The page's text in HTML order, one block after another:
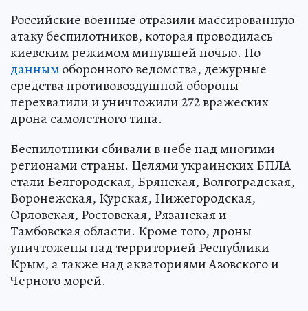
Российские военные отразили массированную
атаку беспилотников, которая проводилась
киевским режимом минувшей ночью. По
даннымоборонного ведомства, дежурные
средства противовоздушной обороны
перехватили и уничтожили 272 вражеских
дрона самолетного типа.
Беспилотники сбивали в небе над многими
регионами страны. Целями украинских БПЛА
стали Белгородская, Брянская, Волгоградская,
Воронежская, Курская, Нижегородская,
Орловская, Ростовская, Рязанская и
Тамбовская области. Кроме того, дроны
уничтожены над территорией Республики
Крым, а также над акваториями Азовского и
Черного морей.